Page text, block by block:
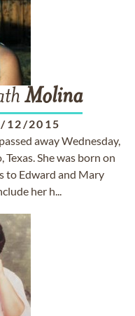
Molina
12/2015
away Wednesday,
She was born on
to Edward and Mary
her h...